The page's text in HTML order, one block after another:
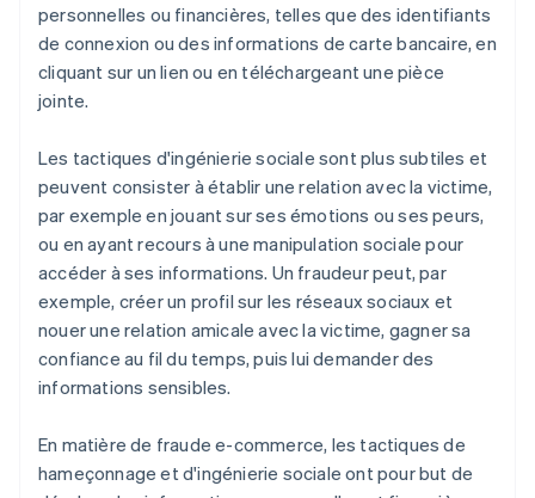
personnelles ou financières, telles que des identifiants
de connexion ou des informations de carte bancaire, en
cliquant sur un lien ou en téléchargeant une pièce
jointe.
Les tactiques d'ingénierie sociale sont plus subtiles et
peuvent consister à établir une relation avec la victime,
par exemple en jouant sur ses émotions ou ses peurs,
ou en ayant recours à une manipulation sociale pour
accéder à ses informations. Un fraudeur peut, par
exemple, créer un profil sur les réseaux sociaux et
nouer une relation amicale avec la victime, gagner sa
confiance au fil du temps, puis lui demander des
informations sensibles.
En matière de fraude e-commerce, les tactiques de
hameçonnage et d'ingénierie sociale ont pour but de